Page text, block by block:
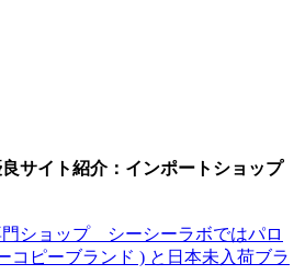
サイト紹介：インポートショップ